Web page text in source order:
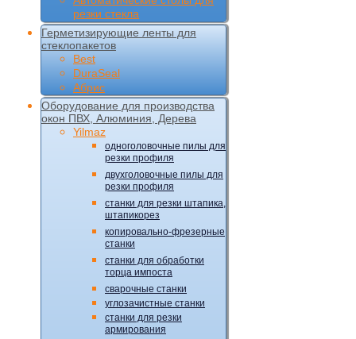
резки стекла
Герметизирующие ленты для
стеклопакетов
Best
DuraSeal
Абрис
Оборудование для производства
окон ПВХ, Алюминия, Дерева
Yilmaz
одноголовочные пилы для
резки профиля
двухголовочные пилы для
резки профиля
станки для резки штапика,
штапикорез
копировально-фрезерные
станки
станки для обработки
торца импоста
сварочные станки
углозачистные станки
станки для резки
армирования